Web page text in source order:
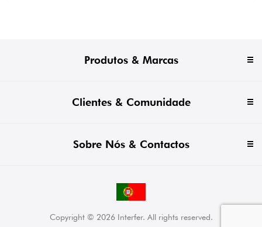
Produtos & Marcas
Clientes & Comunidade
Sobre Nós & Contactos
Copyright © 2026 Interfer. All rights reserved.